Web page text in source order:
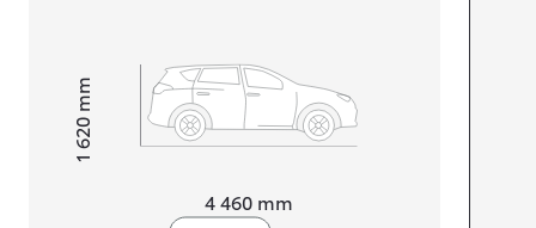
4 460 mm
Height1 620
mm